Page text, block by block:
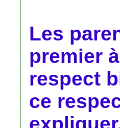
Les
premier
respect
ce